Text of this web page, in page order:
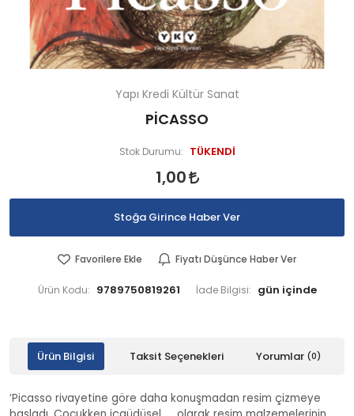
Yapı Kredi Kültür Sanat
PİCASSO
Stok Durumu: TÜKENDİ
1,00
Stoğa Girince Haber Ver
Favorilere Ekle Fiyatı Düşünce Haber Ver
Ürün Kodu: 9789750819261 İade Bilgisi:
Ürün Bilgisi Taksit Seçenekleri Yorumlar (0)
’Picasso rivayetine göre daha konuşmadan resim çizmeye